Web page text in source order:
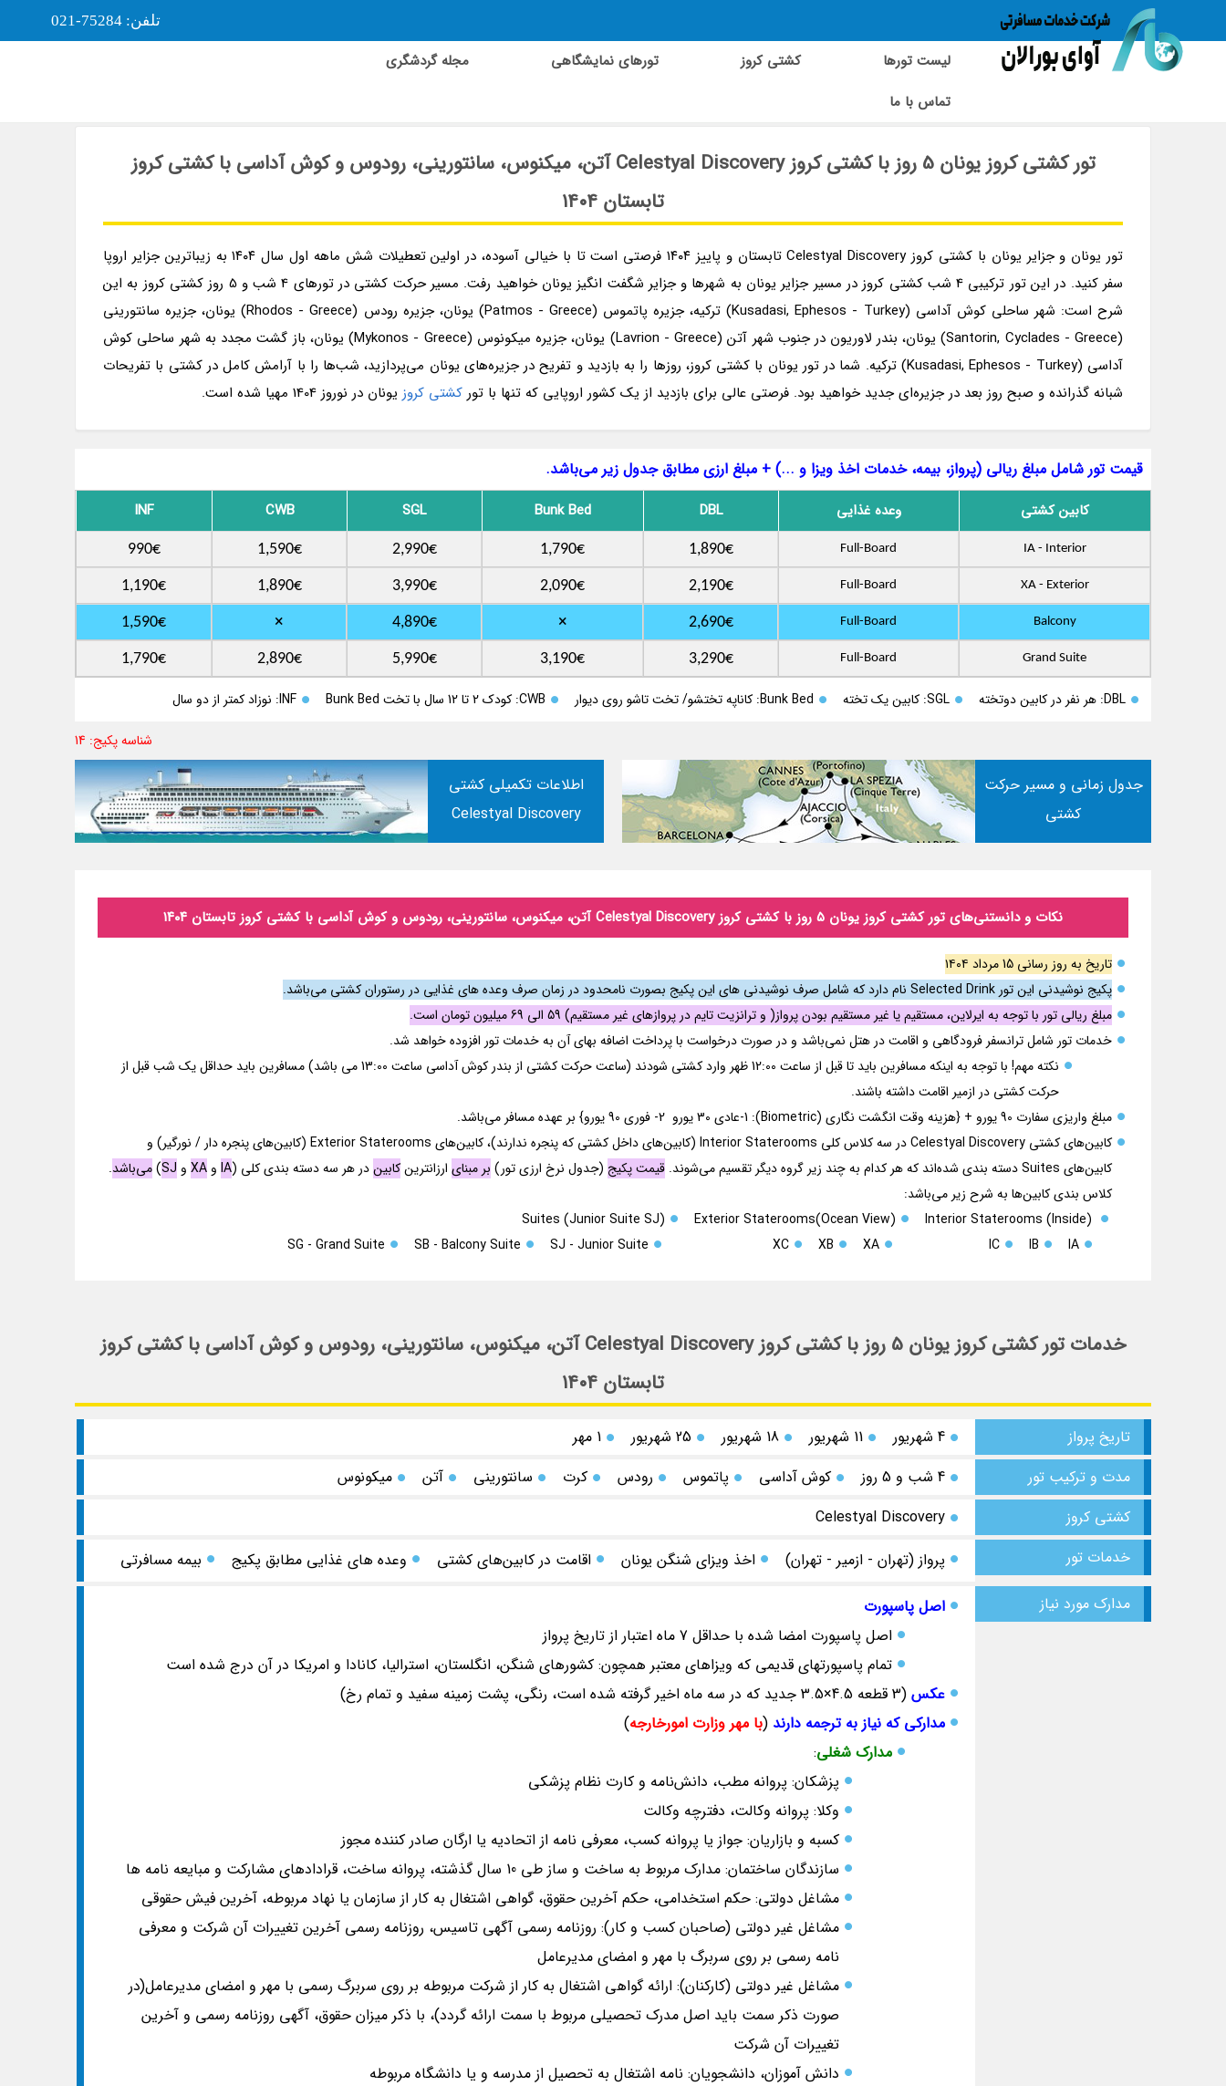
تور یونان با کشتی کروز | تور کشتی یونان | تور کشتی کروز یونان | تور جزایر یونان | تور کشتی کروز یونان تابستان ۱۴۰۴
تور کشتی کروز یونان 5 روز با کشتی کروز Celestyal Discovery آتن، میکنوس، سانتورینی، رودوس و کوش آداسی با کشتی کروز
تابستان ۱۴۰۴
تور یونان و جزایر یونان با کشتی کروز Celestyal Discovery تابستان و پاییز ۱۴۰۴ فرصتی است تا با خیالی آسوده، در اولین تعطیلات شش ماهه اول سال ۱۴۰۴ به زیباترین جزایر اروپا
سفر کنید. در این تور ترکیبی 4 شب کشتی کروز در مسیر جزایر یونان به شهرها و جزایر شگفت انگیز یونان خواهید رفت. مسیر حرکت کشتی در تورهای 4 شب و 5 روز کشتی کروز به این
شرح است: شهر ساحلی کوش آداسی (Kusadasi, Ephesos - Turkey) ترکیه، جزیره پاتموس (Patmos - Greece) یونان، جزیره رودس (Rhodos - Greece) یونان، جزیره سانتورینی
(Santorin, Cyclades - Greece) یونان، بندر لاوریون در جنوب شهر آتن (Lavrion - Greece) یونان، جزیره میکونوس (Mykonos - Greece) یونان، باز گشت مجدد به شهر ساحلی کوش
آداسی (Kusadasi, Ephesos - Turkey) ترکیه. شما در تور یونان با کشتی کروز، روزها را به بازدید و تفریح در جزیره‌های یونان می‌پردازید، شب‌ها را با آرامش کامل در کشتی با تفریحات
شبانه گذرانده و صبح روز بعد در جزیره‌ای جدید خواهید بود. فرصتی عالی برای بازدید از یک کشور اروپایی که تنها با تور کشتی کروز یونان در نوروز 1404 مهیا شده است.
قیمت تور شامل مبلغ ریالی (پرواز، بیمه، خدمات اخذ ویزا و ...) + مبلغ ارزی مطابق جدول زیر می‌باشد.
کابین کشتی وعده غذایی DBL
Bunk Bed
SGL
CWB
INF
IA - Interior
Full-Board
1,890€
1,790€
2,990€
1,590€
990€
XA - Exterior
Full-Board
2,190€
2,090€
3,990€
1,890€
1,190€
Balcony
Full-Board
2,690€
×
4,890€
×
1,590€
Grand Suite
Full-Board
3,290€
3,190€
5,990€
2,890€
1,790€
DBL: هر نفر در کابین دوتخته SGL: کابین یک تخته Bunk Bed: کاناپه تختشو/ تخت تاشو روی دیوار CWB: کودک 2 تا 12 سال با تخت Bunk Bed INF: نوزاد کمتر از دو سال
شناسه پکیج: 14
جدول زمانی و مسیر حرکت
کشتی
اطلاعات تکمیلی کشتی
Celestyal Discovery
نکات و دانستنی‌های تور کشتی کروز یونان 5 روز با کشتی کروز Celestyal Discovery آتن، میکنوس، سانتورینی، رودوس و کوش آداسی با کشتی کروز تابستان ۱۴۰۴
تاریخ به روز رسانی 15 مرداد ۱۴۰۴
پکیج نوشیدنی این تور Selected Drink نام دارد که شامل صرف نوشیدنی های این پکیج بصورت نامحدود در زمان صرف وعده های غذایی در رستوران کشتی می‌باشد.
مبلغ ریالی تور با توجه به ایرلاین، مستقیم یا غیر مستقیم بودن پرواز( و ترانزیت تایم در پروازهای غیر مستقیم) 59 الی 69 میلیون تومان است.
خدمات تور شامل ترانسفر فرودگاهی و اقامت در هتل نمی‌باشد و در صورت درخواست با پرداخت اضافه بهای آن به خدمات تور افزوده خواهد شد.
نکته مهم! با توجه به اینکه مسافرین باید تا قبل از ساعت 12:00 ظهر وارد کشتی شودند (ساعت حرکت کشتی از بندر کوش آداسی ساعت 13:00 می باشد) مسافرین باید حداقل یک شب قبل از
حرکت کشتی در ازمیر اقامت داشته باشند.
مبلغ واریزی سفارت 90 یورو + {هزینه وقت انگشت نگاری (Biometric): 1-عادی 30 یورو 2- فوری 90 یورو} بر عهده مسافر می‌باشد.
کابین‌های کشتی Celestyal Discovery در سه کلاس کلی Interior Staterooms (کابین‌های داخل کشتی که پنجره ندارند)، کابین‌های Exterior Staterooms (کابین‌های پنجره دار / نورگیر) و
کابین‌های Suites دسته بندی شده‌اند که هر کدام به چند زیر گروه دیگر تقسیم می‌شوند.
قیمت پکیج (جدول نرخ ارزی تور) بر مبنای ارزانترینکابیندر هر سه دسته بندی کلی (IA و XA و SJ
)می‌باشد.
کلاس بندی کابین‌ها به شرح زیر می‌باشد:
IA
IB
IC
Exterior Staterooms(Ocean View)
XA
XB
XC
Suites (Junior Suite SJ)
SJ - Junior Suite
SB - Balcony Suite
SG - Grand Suite
خدمات تور کشتی کروز یونان 5 روز با کشتی کروز Celestyal Discovery آتن، میکنوس، سانتورینی، رودوس و کوش آداسی با کشتی کروز
تابستان ۱۴۰۴
تاریخ پرواز 4 شهریور 11 شهریور 18 شهریور 25 شهریور
1 مهر
مدت و ترکیب تور
4 شب و 5 روز کوش آداسی پاتموس رودس کرت سانتورینی آتن
میکونوس
کشتی کروز
Celestyal Discovery
خدمات تور
پرواز (تهران - ازمیر - تهران) اخذ ویزای شنگن یونان اقامت در کابین‌های کشتی وعده های غذایی مطابق پکیج
بیمه مسافرتی
مدارک مورد نیاز
اصل پاسپورت
اصل پاسپورت امضا شده با حداقل 7 ماه اعتبار از تاریخ پرواز
تمام پاسپورتهای قدیمی که ویزاهای معتبر همچون: کشورهای شنگن، انگلستان، استرالیا، کانادا و امریکا در آن درج شده است
عکس (3 قطعه 4.5×3.5 جدید که در سه ماه اخیر گرفته شده است، رنگی، پشت زمینه سفید و تمام رخ)
مدارکی که نیاز به ترجمه دارند (با مهر وزارت امورخارجه)
مدارک شغلی:
پزشکان: پروانه مطب، دانش‌نامه و کارت نظام پزشکی
وکلا: پروانه وکالت، دفترچه وکالت
کسبه و بازاریان: جواز یا پروانه کسب، معرفی نامه از اتحادیه یا ارگان صادر کننده مجوز
سازندگان ساختمان: مدارک مربوط به ساخت و ساز طی 10 سال گذشته، پروانه ساخت، قرادادهای مشارکت و مبایعه نامه ها
مشاغل دولتی: حکم استخدامی، حکم آخرین حقوق، گواهی اشتغال به کار از سازمان یا نهاد مربوطه، آخرین فیش حقوقی
مشاغل غیر دولتی (صاحبان کسب و کار): روزنامه رسمی آگهی تاسیس، روزنامه رسمی آخرین تغییرات آن شرکت و معرفی
نامه رسمی بر روی سربرگ با مهر و امضای مدیرعامل
مشاغل غیر دولتی (کارکنان): ارائه گواهی اشتغال به کار از شرکت مربوطه بر روی سربرگ رسمی با مهر و امضای مدیرعامل(در
صورت ذکر سمت باید اصل مدرک تحصیلی مربوط با سمت ارائه گردد)، با ذکر میزان حقوق، آگهی روزنامه رسمی و آخرین
تغییرات آن شرکت
دانش آموزان، دانشجویان: نامه اشتغال به تحصیل از مدرسه و یا دانشگاه مربوطه
لیست تورها کشتی کروز تورهای نمایشگاهی
مجله گردشگری
تماس با ما
تلفن: 75284-021